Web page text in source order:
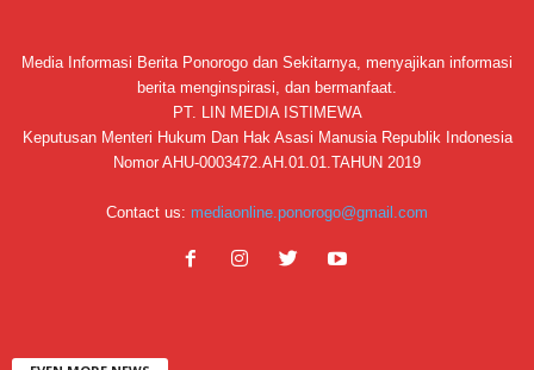
Media Informasi Berita Ponorogo dan Sekitarnya, menyajikan informasi
berita menginspirasi, dan bermanfaat.
PT. LIN MEDIA ISTIMEWA
Keputusan Menteri Hukum Dan Hak Asasi Manusia Republik Indonesia
Nomor AHU-0003472.AH.01.01.TAHUN 2019
Contact us: mediaonline.ponorogo@gmail.com